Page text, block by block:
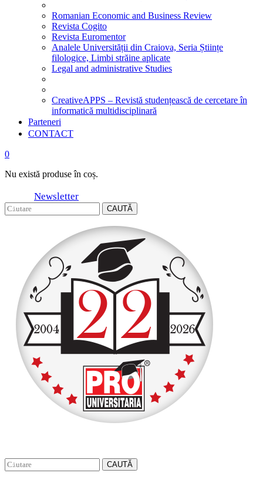
Romanian Economic and Business Review
Revista Cogito
Revista Euromentor
Analele Universității din Craiova, Seria Științe
filologice, Limbi străine aplicate
Legal and administrative Studies
CreativeAPPS – Revistă studențească de cercetare în
informatică multidisciplinară
Parteneri
CONTACT
0
Nu există produse în coș.
Newsletter
CAUTĂ
CAUTĂ